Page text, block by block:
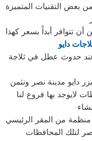
بعض التقنيات المتميزة
أن تتوافر أبداً بسعر كهذا
دايو
عند حدوث عطل في ثلاجة
دايو مدينة نصر ونثمن
لايوجد بها فروع لنا
من المقر الرئيسي